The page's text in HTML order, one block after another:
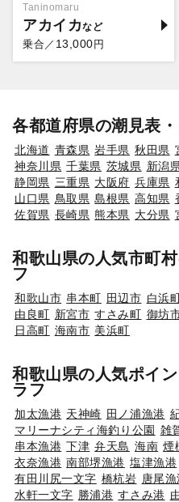
Taninomaru
アカイカ
乗合／ 13,000円
各都道府県の潮見表
北海道 青森県 岩手県 秋田県
神奈川県 千葉県 茨城県 新潟
静岡県 三重県 大阪府 兵庫県
山口県 鳥取県 島根県 高知県
佐賀県 長崎県 熊本県 大分県
和歌山県の人気市町
フ
和歌山市 串本町 田辺市 白浜
由良町 新宮市 すさみ町 御坊
日高町 海南市 美浜町
和歌山県の人気ポイ
ラフ
加太漁港 天神崎 田ノ浦漁港
マリーナシティ海釣り公園 雑
串本漁港 下津 弁天島 海南 煙
衣奈漁港 南部堺漁港 塩津漁港
有田川尻一文字 橋杭岩 唐尾漁
水軒一文字 勝浦港 すさみ港